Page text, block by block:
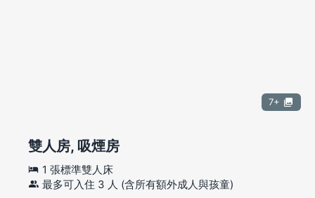
7+
雙人房, 吸煙房
1 張標準雙人床
最多可入住 3 人 (含所有額外成人與孩童)